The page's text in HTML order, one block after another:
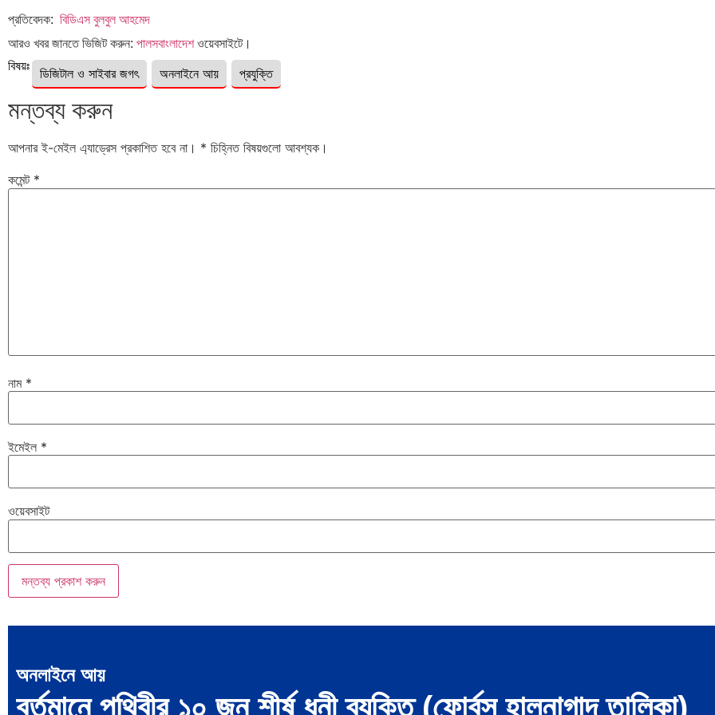
প্রতিবেদক: বিডিএস বুলবুল আহমেদ
আরও খবর জানতে ভিজিট করুন: পালসবাংলাদেশওয়েবসাইটে।
বিষয়ঃ
ডিজিটাল ও সাইবার জগৎ অনলাইনে আয় প্রযুক্তি
মন্তব্য করুন
আপনার ই-মেইল এ্যাড্রেস প্রকাশিত হবে না। * চিহ্নিত বিষয়গুলো আবশ্যক।
কমেন্ট *
নাম *
ইমেইল *
ওয়েবসাইট
অনলাইনে আয়
বর্তমানে পৃথিবীর ১০ জন শীর্ষ ধনী ব্যক্তি (ফোর্বস হালনাগাদ তালিকা)